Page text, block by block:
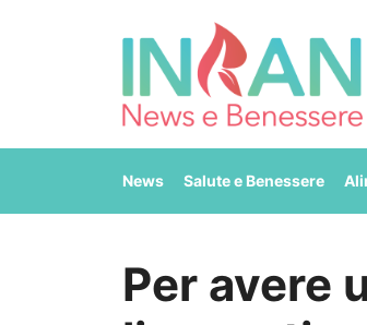
News Salute e Benessere
Per avere